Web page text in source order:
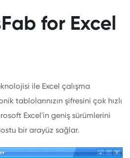
for Excel
ile Excel çalışma
tablolarınızın şifresini çok hızlı
Excel'in geniş sürümlerini
bir arayüz sağlar.